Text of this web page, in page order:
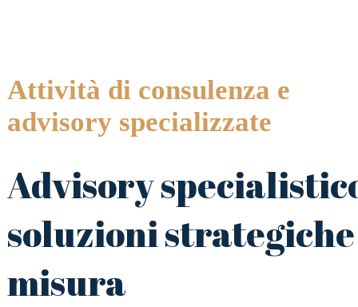
Attività di consulenza e
advisory specializzate
Advisory
soluzioni
misura